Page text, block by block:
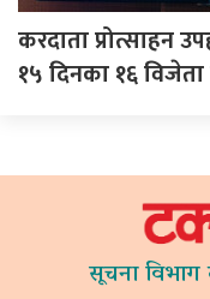
करदाता प्रोत्साहन
१५ दिनका १६
सूचना